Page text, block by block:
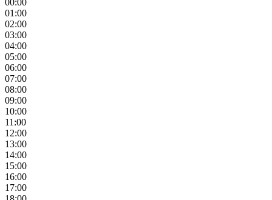
00:00
01:00
02:00
03:00
04:00
05:00
06:00
07:00
08:00
09:00
10:00
11:00
12:00
13:00
14:00
15:00
16:00
17:00